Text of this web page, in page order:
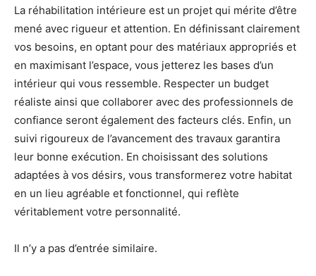
La réhabilitation intérieure est un projet qui mérite d’être
mené avec rigueur et attention. En définissant clairement
vos besoins, en optant pour des matériaux appropriés et
en maximisant l’espace, vous jetterez les bases d’un
intérieur qui vous ressemble. Respecter un budget
réaliste ainsi que collaborer avec des professionnels de
confiance seront également des facteurs clés. Enfin, un
suivi rigoureux de l’avancement des travaux garantira
leur bonne exécution. En choisissant des solutions
adaptées à vos désirs, vous transformerez votre habitat
en un lieu agréable et fonctionnel, qui reflète
véritablement votre personnalité.
Il n’y a pas d’entrée similaire.